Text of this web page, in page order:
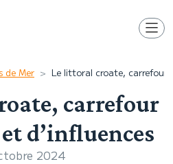
de Mer Le littoral croate, carrefour
carrefour
d’influences
2024